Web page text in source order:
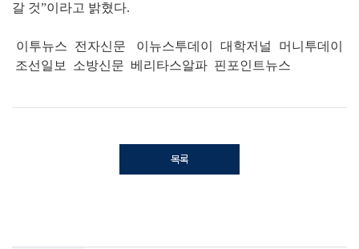
갈 것”이라고 밝혔다.
이투뉴스 전자신문 이뉴스투데이 대학저널
머니투데이
조선일보
소방신문 베리타스알파 핀포인트뉴스
목록